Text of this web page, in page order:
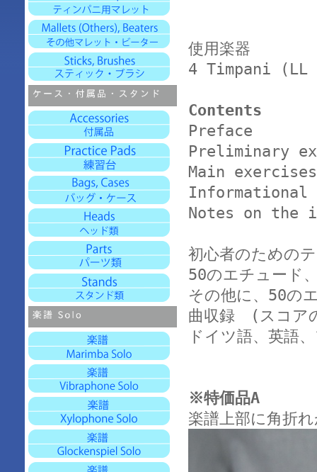
使用楽器
4 Timpani
Contents
Preface
Preliminary
Main exercises
Informational
Notes on the
初心者のための
50のエチュード
その他に、50の
曲収録 (スコア
ドイツ語、英語
※特価品A
楽譜上部に角折